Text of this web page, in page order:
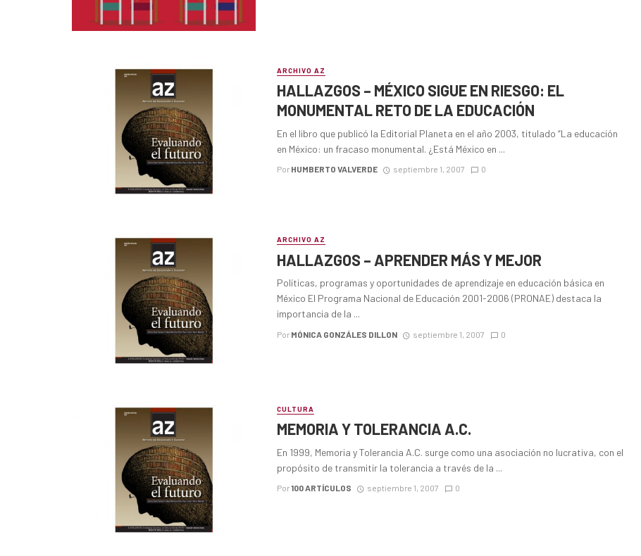
ARCHIVO AZ
HALLAZGOS – MÉXICO SIGUE EN RIESGO: EL
MONUMENTAL RETO DE LA EDUCACIÓN
En el libro que publicó la Editorial Planeta en el año 2003, titulado “La educación
en México: un fracaso monumental. ¿Está México en ...
Por HUMBERTO VALVERDE septiembre 1, 2007 0
ARCHIVO AZ
HALLAZGOS – APRENDER MÁS Y MEJOR
Políticas, programas y oportunidades de aprendizaje en educación básica en
México El Programa Nacional de Educación 2001-2006 (PRONAE) destaca la
importancia de la ...
Por MÓNICA GONZÁLES DILLON septiembre 1, 2007 0
CULTURA
MEMORIA Y TOLERANCIA A.C.
En 1999, Memoria y Tolerancia A.C. surge como una asociación no lucrativa, con el
propósito de transmitir la tolerancia a través de la ...
Por100 ARTÍCULOS septiembre 1, 2007 0